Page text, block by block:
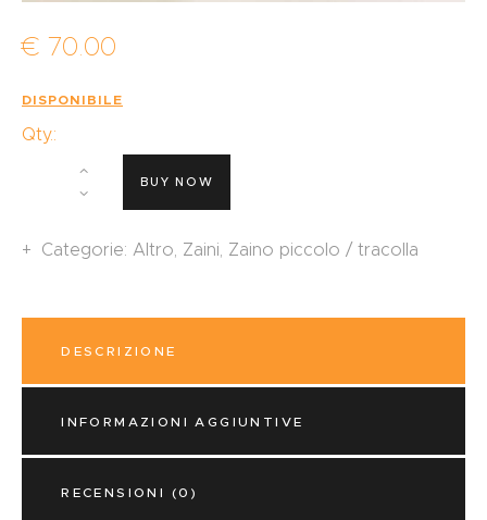
€ 70.00
DISPONIBILE
Qty.:
BUY NOW
Categorie: Altro Zaini Zaino piccolo / tracolla
DESCRIZIONE
INFORMAZIONI AGGIUNTIVE
RECENSIONI (0)